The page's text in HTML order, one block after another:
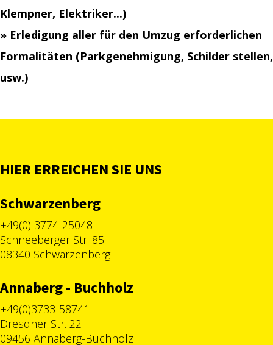
Klempner, Elektriker...)
» Erledigung aller für den Umzug erforderlichen
Formalitäten (Parkgenehmigung, Schilder stellen,
usw.)
HIER ERREICHEN SIE UNS
Schwarzenberg
+49(0) 3774-25048
Schneeberger Str. 85
08340 Schwarzenberg
Annaberg - Buchholz
+49(0)3733-58741
Dresdner Str. 22
09456 Annaberg-Buchholz